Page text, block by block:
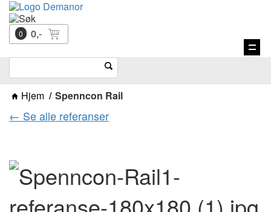
0
0,-
Vis
Hjem Spenncon Rail
← Se alle referanser